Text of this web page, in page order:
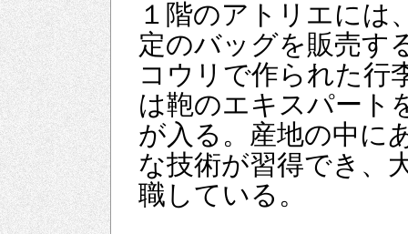
１階のアトリエには
定のバッグを販売す
コウリで作られた行
は鞄のエキスパート
が入る。産地の中に
な技術が習得でき、
職している。